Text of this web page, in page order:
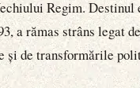
Regim. Destinul
a rămas strâns legat
și de transformările